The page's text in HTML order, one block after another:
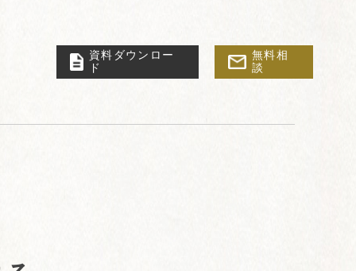
資料ダウンロー
ド
無料相
談